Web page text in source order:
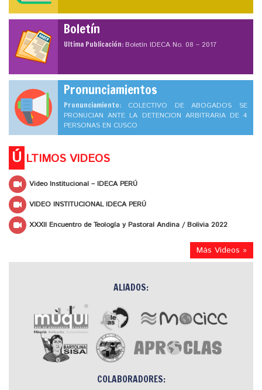
Boletín
Ultima Publicación:Boletín IDECA No. 08 – 2017
Pronunciamientos
Pronunciamiento: COLECTIVO DE ABOGADOS SE
PRONUCIAN ANTE LA DETENCION ARBITRARIA DE 4
PERSONAS EN CUSCO
Ú LTIMOS VIDEOS
Video Institucional – IDECA PERÚ
VIDEO INSTITUCIONAL IDECA PERÚ
XXXII Encuentro de Teología y Pastoral Andina / Bolivia 2022
Más Videos »
ALIADOS:
COLABORADORES: